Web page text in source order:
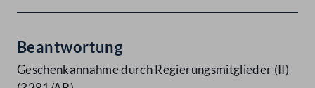
Beantwortung
Geschenkannahme durch Regierungsmitglieder (II)